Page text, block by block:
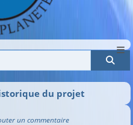
du projet
un commentaire